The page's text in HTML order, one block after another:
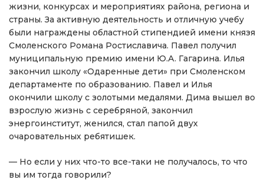
жизни, конкурсах и мероприятиях района, региона и
страны. За активную деятельность и отличную учебу
были награждены областной стипендией имени князя
Смоленского Романа Ростиславича. Павел получил
муниципальную премию имени Ю.А. Гагарина. Илья
закончил школу «Одаренные дети» при Смоленском
департаменте по образованию. Павел и Илья
окончили школу с золотыми медалями. Дима вышел во
взрослую жизнь с серебряной, закончил
энергоинститут, женился, стал папой двух
очаровательных ребятишек.
— Но если у них что-то все-таки не получалось, то что
вы им тогда говорили?